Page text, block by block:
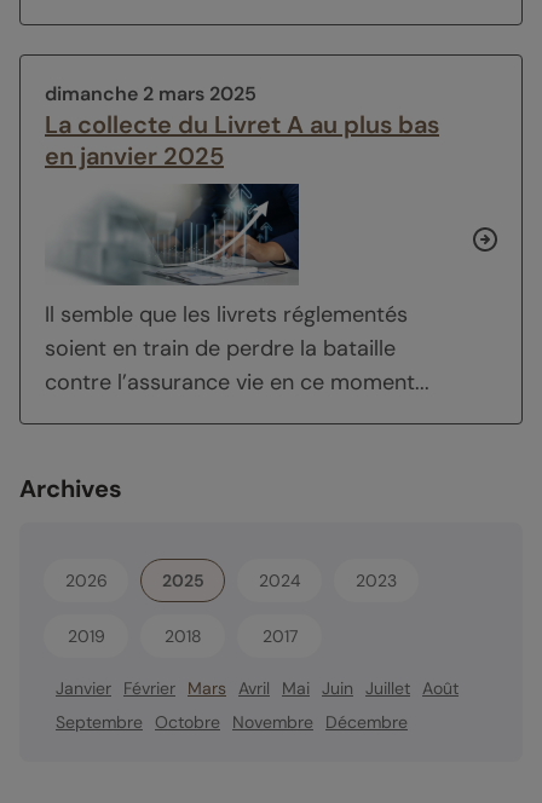
dimanche 2 mars 2025
La collecte du Livret A au plus bas
en janvier 2025
Il semble que les livrets réglementés
soient en train de perdre la bataille
contre l’assurance vie en ce moment...
Archives
2026 2025 2024 2023
2019 2018 2017
Janvier Février Mars Avril Mai Juin Juillet Août
Septembre
Octobre Novembre Décembre